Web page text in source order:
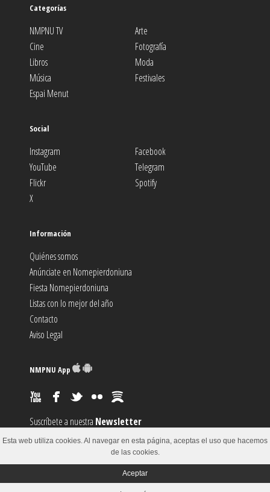
Categorías
NMPNU TV
Arte
Cine
Fotografía
Libros
Moda
Música
Festivales
Espai Menut
Social
Instagram
Facebook
YouTube
Telegram
Flickr
Spotify
X
Información
Quiénes somos
Anúnciate en Nomepierdoniuna
Fiesta Nomepierdoniuna
Listas con lo mejor del año
Contacto
Aviso Legal
NMPNU App
Suscríbete a nuestra Newsletter
Suscríbete al canalRSS
© 2002-2018
Esta web utiliza cookies. Al navegar en esta página, aceptas el uso que hacemos
de las cookies.
Aceptar